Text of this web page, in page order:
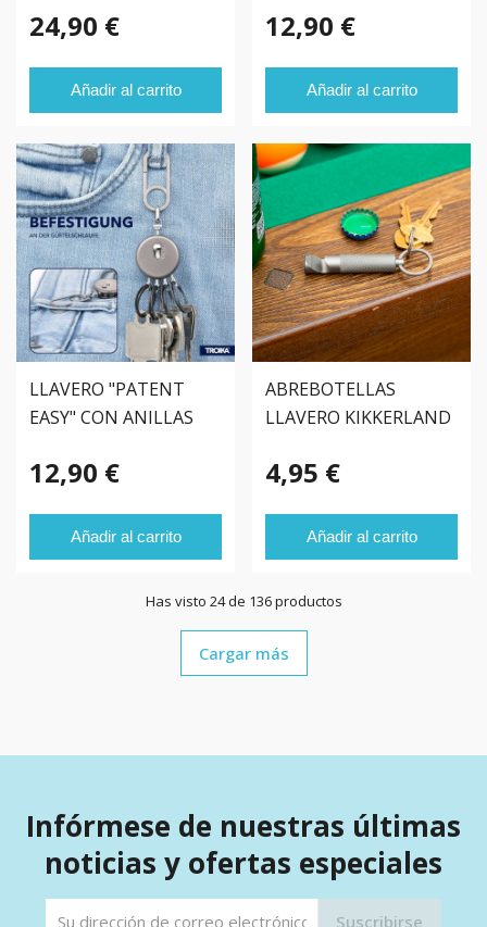
24,90 €
Añadir al carrito
12,90 €
Añadir al carrito
LLAVERO "PATENT
EASY" CON ANILLAS
12,90 €
Añadir al carrito
ABREBOTELLAS
LLAVERO KIKKERLAND
4,95 €
Añadir al carrito
Has visto 24 de 136 productos
Cargar más
Infórmese de nuestras últimas
noticias y ofertas especiales